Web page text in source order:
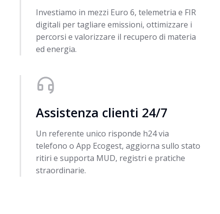
Investiamo in mezzi Euro 6, telemetria e FIR
digitali per tagliare emissioni, ottimizzare i
percorsi e valorizzare il recupero di materia
ed energia.
Assistenza clienti 24/7
Un referente unico risponde h24 via
telefono o App Ecogest, aggiorna sullo stato
ritiri e supporta MUD, registri e pratiche
straordinarie.